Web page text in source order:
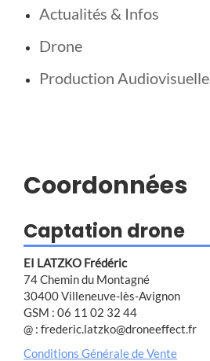
Actualités & Infos
Drone
Production Audiovisuelle
Coordonnées
Captation drone
EI LATZKO Frédéric
74 Chemin du Montagné
30400 Villeneuve-lès-Avignon
GSM : 06 11 02 32 44
@ : frederic.latzko@droneeffect.fr
Conditions Générale de Vente